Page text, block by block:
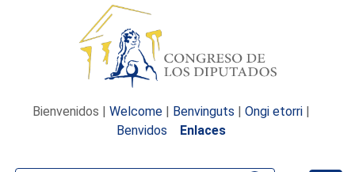
Bienvenidos | Welcome | Benvinguts | Ongi etorri |
Benvidos
Enlaces